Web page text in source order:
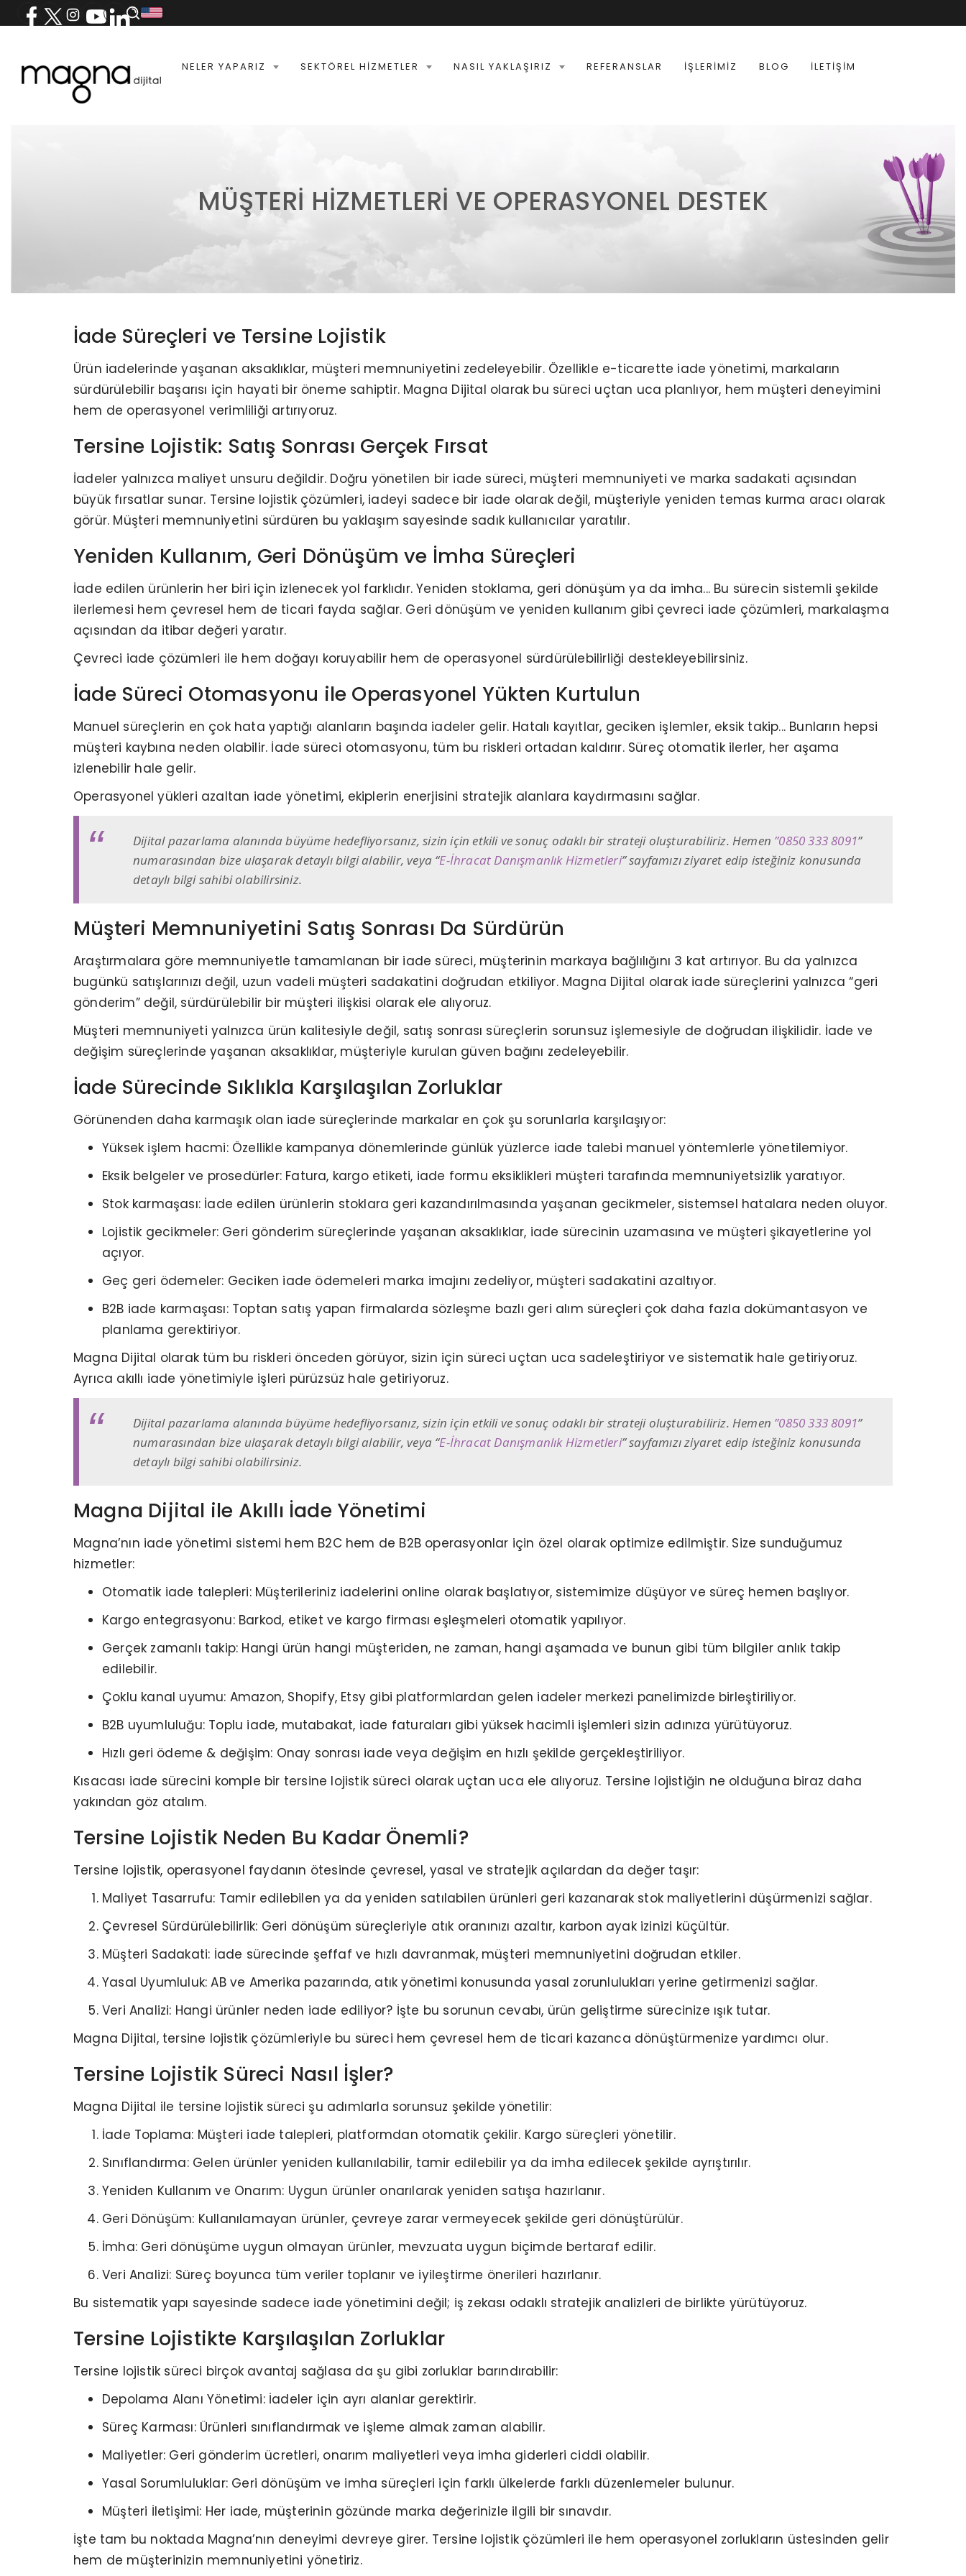
NELER YAPARIZ SEKTÖREL HIZMETLER NASIL YAKLAŞIRIZ REFERANSLAR İŞLERIMIZ BLOG İLETIŞIM
MÜŞTERI HIZMETLERI VE OPERASYONEL DESTEK
İade Süreçleri ve Tersine Lojistik
Ürün iadelerinde yaşanan aksaklıklar, müşteri memnuniyetini zedeleyebilir. Özellikle e-ticarette iade yönetimi, markaların
sürdürülebilir başarısı için hayati bir öneme sahiptir. Magna Dijital olarak bu süreci uçtan uca planlıyor, hem müşteri deneyimini
hem de operasyonel verimliliği artırıyoruz.
Tersine Lojistik: Satış Sonrası Gerçek Fırsat
İadeler yalnızca maliyet unsuru değildir. Doğru yönetilen bir iade süreci, müşteri memnuniyeti ve marka sadakati açısından
büyük fırsatlar sunar. Tersine lojistik çözümleri, iadeyi sadece bir iade olarak değil, müşteriyle yeniden temas kurma aracı olarak
görür. Müşteri memnuniyetini sürdüren bu yaklaşım sayesinde sadık kullanıcılar yaratılır.
Yeniden Kullanım, Geri Dönüşüm ve İmha Süreçleri
İade edilen ürünlerin her biri için izlenecek yol farklıdır. Yeniden stoklama, geri dönüşüm ya da imha... Bu sürecin sistemli şekilde
ilerlemesi hem çevresel hem de ticari fayda sağlar. Geri dönüşüm ve yeniden kullanım gibi çevreci iade çözümleri, markalaşma
açısından da itibar değeri yaratır.
Çevreci iade çözümleri ile hem doğayı koruyabilir hem de operasyonel sürdürülebilirliği destekleyebilirsiniz.
İade Süreci Otomasyonu ile Operasyonel Yükten Kurtulun
Manuel süreçlerin en çok hata yaptığı alanların başında iadeler gelir. Hatalı kayıtlar, geciken işlemler, eksik takip... Bunların hepsi
müşteri kaybına neden olabilir. İade süreci otomasyonu, tüm bu riskleri ortadan kaldırır. Süreç otomatik ilerler, her aşama
izlenebilir hale gelir.
Operasyonel yükleri azaltan iade yönetimi, ekiplerin enerjisini stratejik alanlara kaydırmasını sağlar.
Dijital pazarlama alanında büyüme hedefliyorsanız, sizin için etkili ve sonuç odaklı bir strateji oluşturabiliriz. Hemen ”0850 333 8091”
numarasından bize ulaşarak detaylı bilgi alabilir, veya “E-İhracat Danışmanlık Hizmetleri” sayfamızı ziyaret edip isteğiniz konusunda
detaylı bilgi sahibi olabilirsiniz.
Müşteri Memnuniyetini Satış Sonrası Da Sürdürün
Araştırmalara göre memnuniyetle tamamlanan bir iade süreci, müşterinin markaya bağlılığını 3 kat artırıyor. Bu da yalnızca
bugünkü satışlarınızı değil, uzun vadeli müşteri sadakatini doğrudan etkiliyor. Magna Dijital olarak iade süreçlerini yalnızca “geri
gönderim” değil, sürdürülebilir bir müşteri ilişkisi olarak ele alıyoruz.
Müşteri memnuniyeti yalnızca ürün kalitesiyle değil, satış sonrası süreçlerin sorunsuz işlemesiyle de doğrudan ilişkilidir. İade ve
değişim süreçlerinde yaşanan aksaklıklar, müşteriyle kurulan güven bağını zedeleyebilir.
İade Sürecinde Sıklıkla Karşılaşılan Zorluklar
Görünenden daha karmaşık olan iade süreçlerinde markalar en çok şu sorunlarla karşılaşıyor:
Yüksek işlem hacmi: Özellikle kampanya dönemlerinde günlük yüzlerce iade talebi manuel yöntemlerle yönetilemiyor.
Eksik belgeler ve prosedürler: Fatura, kargo etiketi, iade formu eksiklikleri müşteri tarafında memnuniyetsizlik yaratıyor.
Stok karmaşası: İade edilen ürünlerin stoklara geri kazandırılmasında yaşanan gecikmeler, sistemsel hatalara neden oluyor.
Lojistik gecikmeler: Geri gönderim süreçlerinde yaşanan aksaklıklar, iade sürecinin uzamasına ve müşteri şikayetlerine yol
açıyor.
Geç geri ödemeler: Geciken iade ödemeleri marka imajını zedeliyor, müşteri sadakatini azaltıyor.
B2B iade karmaşası: Toptan satış yapan firmalarda sözleşme bazlı geri alım süreçleri çok daha fazla dokümantasyon ve
planlama gerektiriyor.
Magna Dijital olarak tüm bu riskleri önceden görüyor, sizin için süreci uçtan uca sadeleştiriyor ve sistematik hale getiriyoruz.
Ayrıca akıllı iade yönetimiyle işleri pürüzsüz hale getiriyoruz.
Dijital pazarlama alanında büyüme hedefliyorsanız, sizin için etkili ve sonuç odaklı bir strateji oluşturabiliriz. Hemen ”0850 333 8091”
numarasından bize ulaşarak detaylı bilgi alabilir, veya “E-İhracat Danışmanlık Hizmetleri” sayfamızı ziyaret edip isteğiniz konusunda
detaylı bilgi sahibi olabilirsiniz.
Magna Dijital ile Akıllı İade Yönetimi
Magna’nın iade yönetimi sistemi hem B2C hem de B2B operasyonlar için özel olarak optimize edilmiştir. Size sunduğumuz
hizmetler:
Otomatik iade talepleri: Müşterileriniz iadelerini online olarak başlatıyor, sistemimize düşüyor ve süreç hemen başlıyor.
Kargo entegrasyonu: Barkod, etiket ve kargo firması eşleşmeleri otomatik yapılıyor.
Gerçek zamanlı takip: Hangi ürün hangi müşteriden, ne zaman, hangi aşamada ve bunun gibi tüm bilgiler anlık takip
edilebilir.
Çoklu kanal uyumu: Amazon, Shopify, Etsy gibi platformlardan gelen iadeler merkezi panelimizde birleştiriliyor.
B2B uyumluluğu: Toplu iade, mutabakat, iade faturaları gibi yüksek hacimli işlemleri sizin adınıza yürütüyoruz.
Hızlı geri ödeme & değişim: Onay sonrası iade veya değişim en hızlı şekilde gerçekleştiriliyor.
Kısacası iade sürecini komple bir tersine lojistik süreci olarak uçtan uca ele alıyoruz. Tersine lojistiğin ne olduğuna biraz daha
yakından göz atalım.
Tersine Lojistik Neden Bu Kadar Önemli?
Tersine lojistik, operasyonel faydanın ötesinde çevresel, yasal ve stratejik açılardan da değer taşır:
Maliyet Tasarrufu: Tamir edilebilen ya da yeniden satılabilen ürünleri geri kazanarak stok maliyetlerini düşürmenizi sağlar.
Çevresel Sürdürülebilirlik: Geri dönüşüm süreçleriyle atık oranınızı azaltır, karbon ayak izinizi küçültür.
Müşteri Sadakati: İade sürecinde şeffaf ve hızlı davranmak, müşteri memnuniyetini doğrudan etkiler.
Yasal Uyumluluk: AB ve Amerika pazarında, atık yönetimi konusunda yasal zorunlulukları yerine getirmenizi sağlar.
Veri Analizi: Hangi ürünler neden iade ediliyor? İşte bu sorunun cevabı, ürün geliştirme sürecinize ışık tutar.
Magna Dijital, tersine lojistik çözümleriyle bu süreci hem çevresel hem de ticari kazanca dönüştürmenize yardımcı olur.
Tersine Lojistik Süreci Nasıl İşler?
Magna Dijital ile tersine lojistik süreci şu adımlarla sorunsuz şekilde yönetilir:
İade Toplama: Müşteri iade talepleri, platformdan otomatik çekilir. Kargo süreçleri yönetilir.
Sınıflandırma: Gelen ürünler yeniden kullanılabilir, tamir edilebilir ya da imha edilecek şekilde ayrıştırılır.
Yeniden Kullanım ve Onarım: Uygun ürünler onarılarak yeniden satışa hazırlanır.
Geri Dönüşüm: Kullanılamayan ürünler, çevreye zarar vermeyecek şekilde geri dönüştürülür.
İmha: Geri dönüşüme uygun olmayan ürünler, mevzuata uygun biçimde bertaraf edilir.
Veri Analizi: Süreç boyunca tüm veriler toplanır ve iyileştirme önerileri hazırlanır.
Bu sistematik yapı sayesinde sadece iade yönetimini değil; iş zekası odaklı stratejik analizleri de birlikte yürütüyoruz.
Tersine Lojistikte Karşılaşılan Zorluklar
Tersine lojistik süreci birçok avantaj sağlasa da şu gibi zorluklar barındırabilir:
Depolama Alanı Yönetimi: İadeler için ayrı alanlar gerektirir.
Süreç Karması: Ürünleri sınıflandırmak ve işleme almak zaman alabilir.
Maliyetler: Geri gönderim ücretleri, onarım maliyetleri veya imha giderleri ciddi olabilir.
Yasal Sorumluluklar: Geri dönüşüm ve imha süreçleri için farklı ülkelerde farklı düzenlemeler bulunur.
Müşteri İletişimi: Her iade, müşterinin gözünde marka değerinizle ilgili bir sınavdır.
İşte tam bu noktada Magna’nın deneyimi devreye girer. Tersine lojistik çözümleri ile hem operasyonel zorlukların üstesinden gelir
hem de müşterinizin memnuniyetini yönetiriz.